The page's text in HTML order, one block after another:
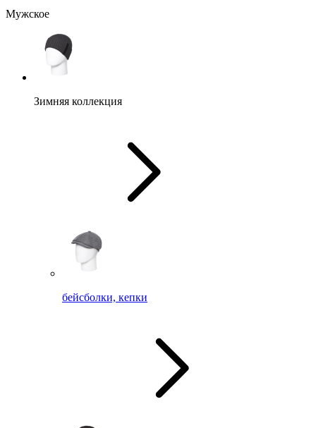
Мужское
Зимняя коллекция
бейсболки, кепки